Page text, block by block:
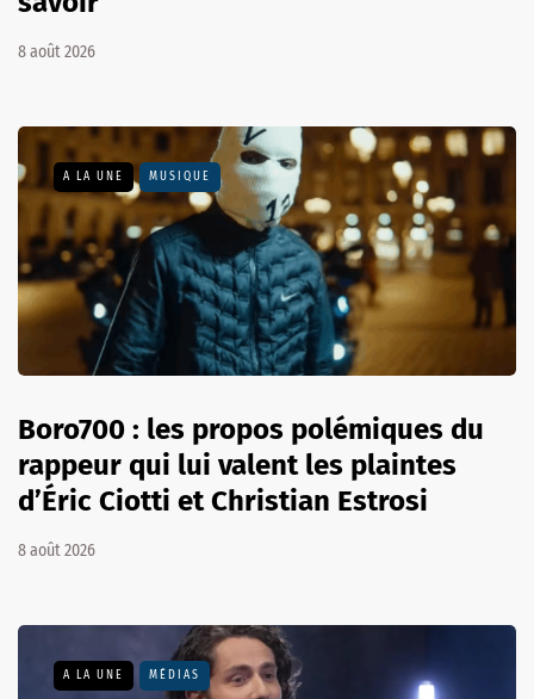
8 août 2026
A LA UNE MUSIQUE
Boro700 : les propos polémiques du
rappeur qui lui valent les plaintes
d’Éric Ciotti et Christian Estrosi
8 août 2026
A LA UNE MÉDIAS